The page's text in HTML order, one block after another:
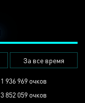
За все время
1 936 969 очков
3 852 059 очков